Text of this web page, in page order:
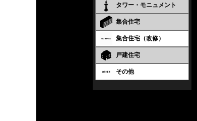
タワー・モニュメント
集合住宅
集合住宅（改修）
戸建住宅
その他